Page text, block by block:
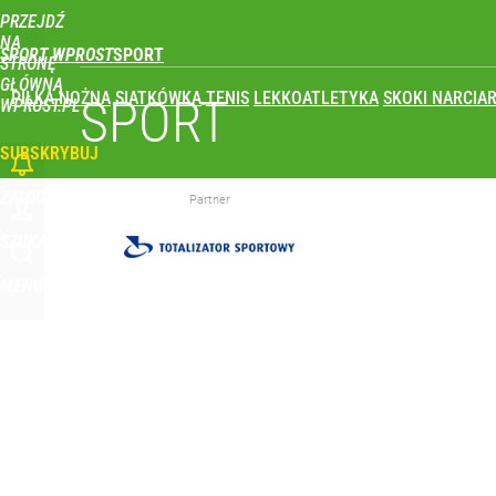
PRZEJDŹ
NA
STRONĘ
GŁÓWNĄ
WPROST.PL
SPORT WPROST
PIŁKA NOŻNA SIATKÓWKA TENIS LEKKOATLETYKA SKOKI
SUBSKRYBUJSPORT
Partner